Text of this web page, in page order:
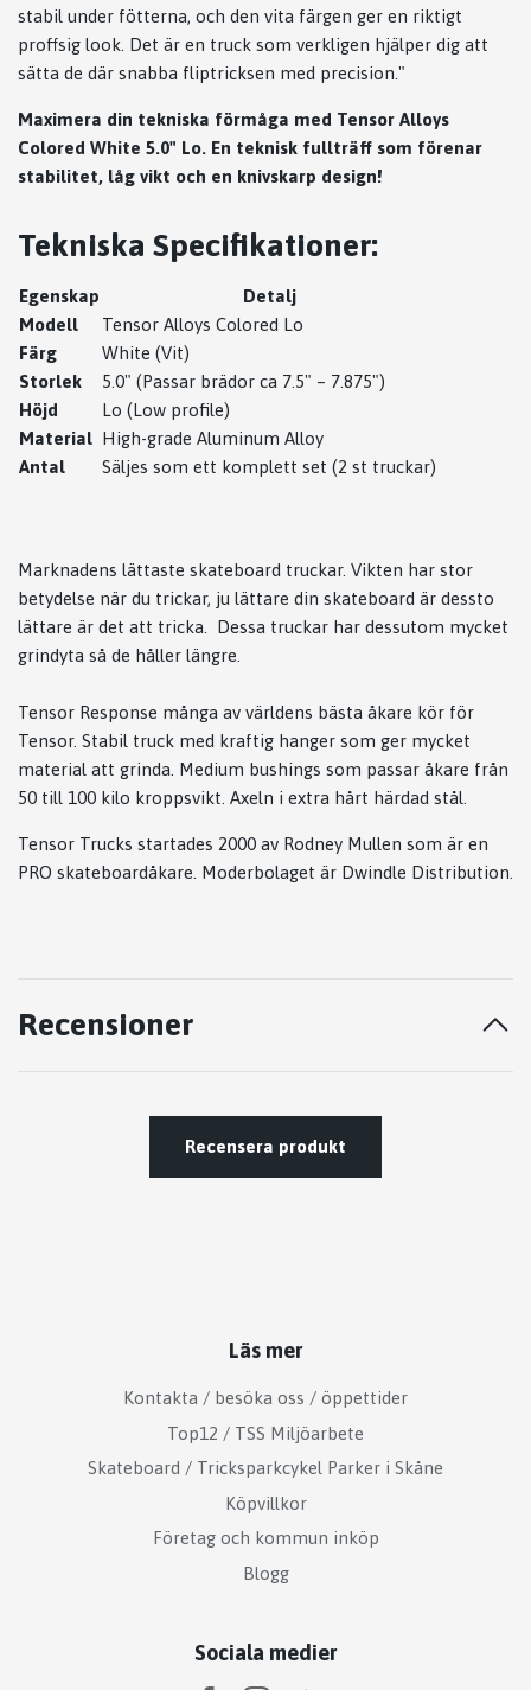
stabil under fötterna, och den vita färgen ger en riktigt
proffsig look. Det är en truck som verkligen hjälper dig att
sätta de där snabba fliptricksen med precision."
Maximera din tekniska förmåga med Tensor Alloys
Colored White 5.0" Lo. En teknisk fullträff som förenar
stabilitet, låg vikt och en knivskarp design!
Tekniska Specifikationer:
Egenskap
Detalj
Modell
Tensor Alloys Colored Lo
Färg
White (Vit)
Storlek
5.0" (Passar brädor ca 7.5" – 7.875")
Höjd
Lo (Low profile)
Material High-grade Aluminum Alloy
Antal
Säljes som ett komplett set (2 st truckar)
Marknadens lättaste skateboard truckar. Vikten har stor
betydelse när du trickar, ju lättare din skateboard är dessto
lättare är det att tricka. Dessa truckar har dessutom mycket
grindyta så de håller längre.
Tensor Response många av världens bästa åkare kör för
Tensor. Stabil truck med kraftig hanger som ger mycket
material att grinda. Medium bushings som passar åkare från
50 till 100 kilo kroppsvikt. Axeln i extra hårt härdad stål.
Tensor Trucks startades 2000 av Rodney Mullen som är en
PRO skateboardåkare. Moderbolaget är Dwindle Distribution.
Recensioner
Recensera produkt
Läs mer
Kontakta / besöka oss / öppettider
Top12 / TSS Miljöarbete
Skateboard / Tricksparkcykel Parker i Skåne
Köpvillkor
Företag och kommun inköp
Blogg
Sociala medier